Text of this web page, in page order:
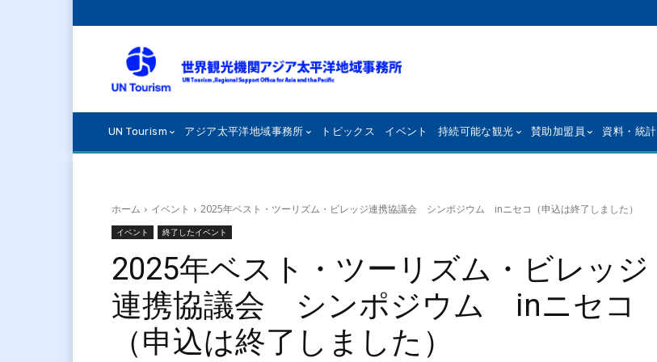
UN Tourism アジア太平洋地域事務所 トピックス イベント 持続可能な観光 賛助加盟員 資料・統計
ホーム イベント 2025年ベスト・ツーリズム・ビレッジ連携協議会 シンポジウム inニセコ（申込は終了しました）
イベント 終了したイベント
2025年ベスト・ツーリズム・ビレッジ
連携協議会 シンポジウム inニセコ
（申込は終了しました）